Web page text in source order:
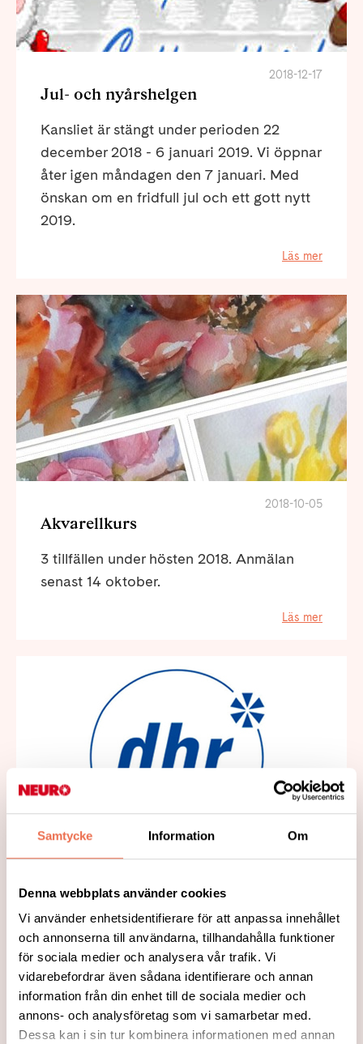
Samtycke Information Om
Denna webbplats använder cookies
Vi använder enhetsidentifierare för att anpassa innehållet
och annonserna till användarna, tillhandahålla funktioner
för sociala medier och analysera vår trafik. Vi
vidarebefordrar även sådana identifierare och annan
information från din enhet till de sociala medier och
annons- och analysföretag som vi samarbetar med.
Dessa kan i sin tur kombinera informationen med annan
2018-12-17
Jul- och nyårshelgen
Kansliet är stängt under perioden 22
december 2018 - 6 januari 2019. Vi öppnar
åter igen måndagen den 7 januari. Med
önskan om en fridfull jul och ett gott nytt
2019.
Läs mer
2018-10-05
Akvarellkurs
3 tillfällen under hösten 2018. Anmälan
senast 14 oktober.
Läs mer
DHR Vänersborg bjuder in oss på
Fikaträffar
Läs mer